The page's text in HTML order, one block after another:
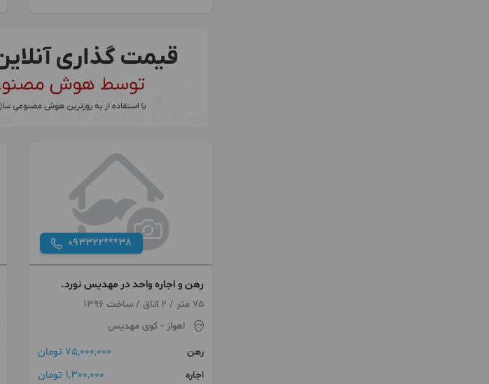
093322***38
رهن و اجاره واحد در مهدیس نورد.
75 متر / 2 اتاق / ساخت 1396
اهواز - کوی مهدیس
رهن
75,000,000 تومان
اجاره 1,300,000 تومان